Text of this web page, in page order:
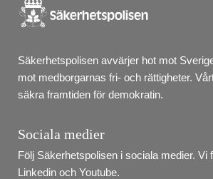
Säkerhetspolisen avvärjer hot mot
mot medborgarnas fri- och rättigheter.
säkra framtiden för demokratin.
Sociala medier
Följ Säkerhetspolisen i sociala medier. Vi
Linkedin och Youtube.